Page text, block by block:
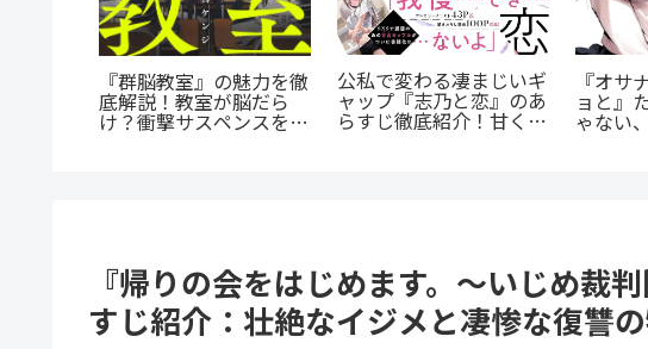
監獄×魔法少女×デスゲ
ーム。コミカライズで加
速する『魔法少女ノ魔女
「花言葉」と連携する転
生ファンタジー：『君に
贈るキヅタ』完全解説
蒼井ま
の子』
ての葛
涙が止
『帰りの会をはじめます。～いじめ裁
すじ紹介：壮絶なイジメと凄惨な復讐